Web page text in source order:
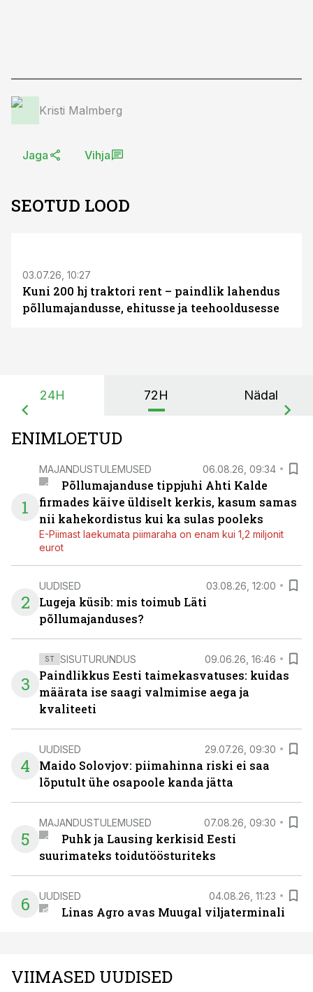
Kristi Malmberg
Jaga Vihja
SEOTUD LOOD
03.07.26, 10:27
Kuni 200 hj traktori rent – paindlik lahendus
põllumajandusse, ehitusse ja teehooldusesse
24H 72H Nädal
ENIMLOETUD
1
MAJANDUSTULEMUSED 06.08.26, 09:34
Põllumajanduse tippjuhi Ahti Kalde
firmades käive üldiselt kerkis, kasum samas
nii kahekordistus kui ka sulas pooleks
E-Piimast laekumata piimaraha on enam kui 1,2 miljonit
eurot
2
UUDISED 03.08.26, 12:00
Lugeja küsib: mis toimub Läti
põllumajanduses?
3
ST SISUTURUNDUS 09.06.26, 16:46
Paindlikkus Eesti taimekasvatuses: kuidas
määrata ise saagi valmimise aega ja
kvaliteeti
4
UUDISED 29.07.26, 09:30
Maido Solovjov: piimahinna riski ei saa
lõputult ühe osapoole kanda jätta
5
MAJANDUSTULEMUSED 07.08.26, 09:30
Puhk ja Lausing kerkisid Eesti
suurimateks toidutöösturiteks
6 UUDISED 04.08.26, 11:23
Linas Agro avas Muugal viljaterminali
VIIMASED UUDISED